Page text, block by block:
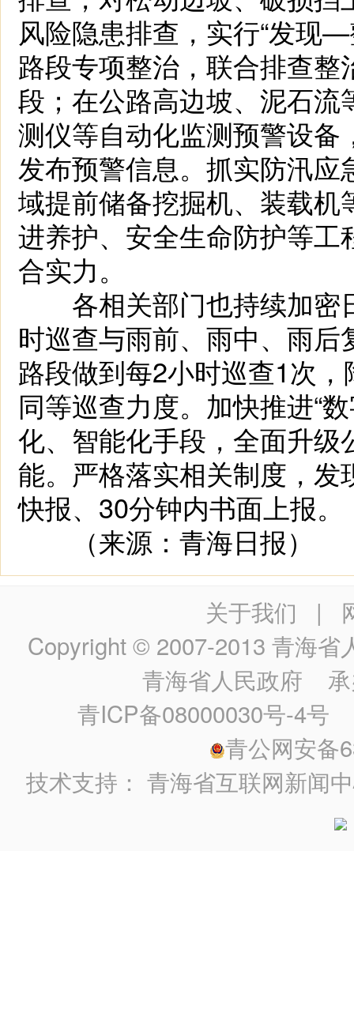
风险隐患排查，实行“发现
路段专项整治，联合排查
段；在公路高边坡、泥石
测仪等自动化监测预警设
发布预警信息。抓实防汛
域提前储备挖掘机、装载
进养护、安全生命防护等
合实力。
各相关部门也持续加密
时巡查与雨前、雨中、雨
路段做到每2小时巡查1次
同等巡查力度。加快推进“
化、智能化手段，全面升
能。严格落实相关制度，
快报、30分钟内书面上报。
（来源：青海日报）
关于我们 |
Copyright © 2007-2013 青海省
青海省人民政府 承
青ICP备08000030号-4号
青公网安备
技术支持：青海省互联网新闻